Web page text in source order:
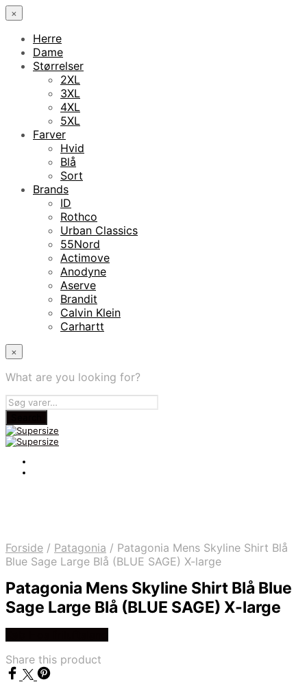
×
Herre
Dame
Størrelser
2XL
3XL
4XL
5XL
Farver
Hvid
Blå
Sort
Brands
ID
Rothco
Urban Classics
55Nord
Actimove
Anodyne
Aserve
Brandit
Calvin Klein
Carhartt
×
What are you looking for?
Forside / Patagonia / Patagonia Mens Skyline Shirt Blå
Blue Sage Large Blå (BLUE SAGE) X-large
Patagonia Mens Skyline Shirt Blå Blue
Sage Large Blå (BLUE SAGE) X-large
Share this product